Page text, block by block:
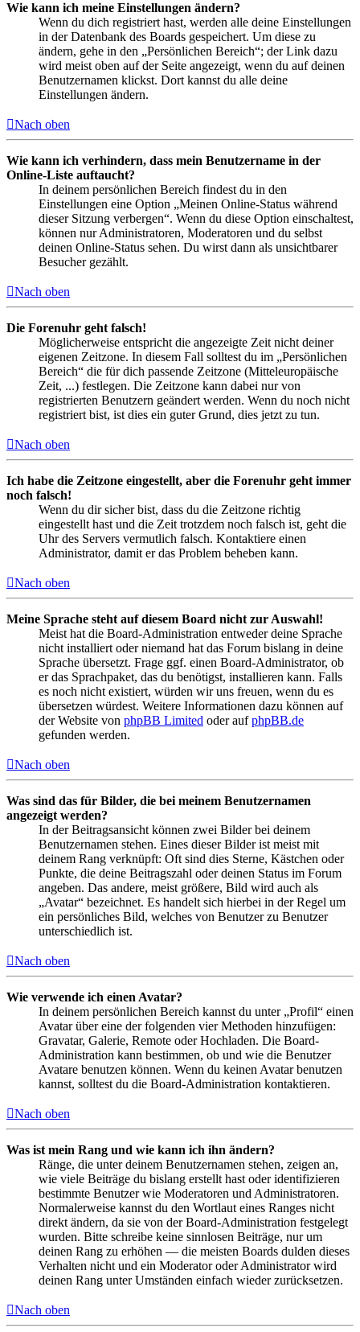
Wie kann ich meine Einstellungen ändern?
Wenn du dich registriert hast, werden alle deine Einstellungen
in der Datenbank des Boards gespeichert. Um diese zu
ändern, gehe in den „Persönlichen Bereich“; der Link dazu
wird meist oben auf der Seite angezeigt, wenn du auf deinen
Benutzernamen klickst. Dort kannst du alle deine
Einstellungen ändern.
Nach oben
Wie kann ich verhindern, dass mein Benutzername in der
Online-Liste auftaucht?
In deinem persönlichen Bereich findest du in den
Einstellungen eine Option „Meinen Online-Status während
dieser Sitzung verbergen“. Wenn du diese Option einschaltest,
können nur Administratoren, Moderatoren und du selbst
deinen Online-Status sehen. Du wirst dann als unsichtbarer
Besucher gezählt.
Nach oben
Die Forenuhr geht falsch!
Möglicherweise entspricht die angezeigte Zeit nicht deiner
eigenen Zeitzone. In diesem Fall solltest du im „Persönlichen
Bereich“ die für dich passende Zeitzone (Mitteleuropäische
Zeit, ...) festlegen. Die Zeitzone kann dabei nur von
registrierten Benutzern geändert werden. Wenn du noch nicht
registriert bist, ist dies ein guter Grund, dies jetzt zu tun.
Nach oben
Ich habe die Zeitzone eingestellt, aber die Forenuhr geht immer
noch falsch!
Wenn du dir sicher bist, dass du die Zeitzone richtig
eingestellt hast und die Zeit trotzdem noch falsch ist, geht die
Uhr des Servers vermutlich falsch. Kontaktiere einen
Administrator, damit er das Problem beheben kann.
Nach oben
Meine Sprache steht auf diesem Board nicht zur Auswahl!
Meist hat die Board-Administration entweder deine Sprache
nicht installiert oder niemand hat das Forum bislang in deine
Sprache übersetzt. Frage ggf. einen Board-Administrator, ob
er das Sprachpaket, das du benötigst, installieren kann. Falls
es noch nicht existiert, würden wir uns freuen, wenn du es
übersetzen würdest. Weitere Informationen dazu können auf
der Website von phpBB Limited oder aufphpBB.de
gefunden werden.
Nach oben
Was sind das für Bilder, die bei meinem Benutzernamen
angezeigt werden?
In der Beitragsansicht können zwei Bilder bei deinem
Benutzernamen stehen. Eines dieser Bilder ist meist mit
deinem Rang verknüpft: Oft sind dies Sterne, Kästchen oder
Punkte, die deine Beitragszahl oder deinen Status im Forum
angeben. Das andere, meist größere, Bild wird auch als
„Avatar“ bezeichnet. Es handelt sich hierbei in der Regel um
ein persönliches Bild, welches von Benutzer zu Benutzer
unterschiedlich ist.
Nach oben
Wie verwende ich einen Avatar?
In deinem persönlichen Bereich kannst du unter „Profil“ einen
Avatar über eine der folgenden vier Methoden hinzufügen:
Gravatar, Galerie, Remote oder Hochladen. Die Board-
Administration kann bestimmen, ob und wie die Benutzer
Avatare benutzen können. Wenn du keinen Avatar benutzen
kannst, solltest du die Board-Administration kontaktieren.
Nach oben
Was ist mein Rang und wie kann ich ihn ändern?
Ränge, die unter deinem Benutzernamen stehen, zeigen an,
wie viele Beiträge du bislang erstellt hast oder identifizieren
bestimmte Benutzer wie Moderatoren und Administratoren.
Normalerweise kannst du den Wortlaut eines Ranges nicht
direkt ändern, da sie von der Board-Administration festgelegt
wurden. Bitte schreibe keine sinnlosen Beiträge, nur um
deinen Rang zu erhöhen — die meisten Boards dulden dieses
Verhalten nicht und ein Moderator oder Administrator wird
deinen Rang unter Umständen einfach wieder zurücksetzen.
Nach oben